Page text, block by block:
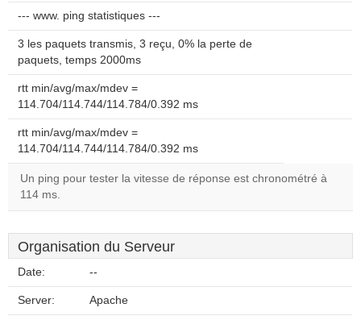
--- www. ping statistiques ---
3 les paquets transmis, 3 reçu, 0% la perte de
paquets, temps 2000ms
rtt min/avg/max/mdev =
114.704/114.744/114.784/0.392 ms
rtt min/avg/max/mdev =
114.704/114.744/114.784/0.392 ms
Un ping pour tester la vitesse de réponse est chronométré à
114 ms.
Organisation du Serveur
Date: --
Server: Apache